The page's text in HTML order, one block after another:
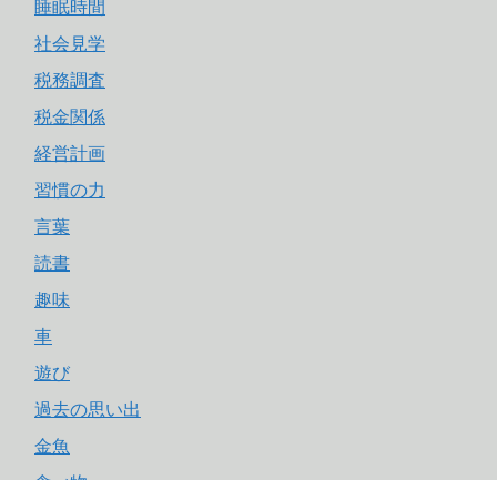
睡眠時間
社会見学
税務調査
税金関係
経営計画
習慣の力
言葉
読書
趣味
車
遊び
過去の思い出
金魚